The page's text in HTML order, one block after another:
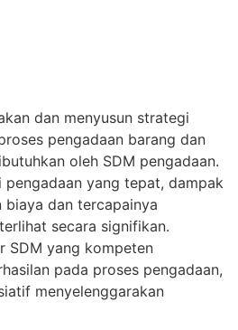
dan menyusun strategi
pengadaan barang dan
oleh SDM pengadaan.
pengadaan yang tepat, dampak
dan tercapainya
secara signifikan.
SDM yang kompeten
pada proses pengadaan,
menyelenggarakan